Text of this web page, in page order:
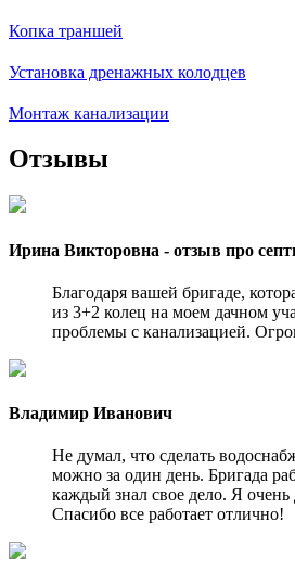
Копка траншей
Установка дренажных колодцев
Монтаж канализации
Отзывы
Ирина Викторовна - отзыв про
Благодаря вашей бригаде,
из 3+2 колец на моем дачном
проблемы с канализацией.
Владимир Иванович
Не думал, что сделать
можно за один день. Бригада
каждый знал свое дело. Я очень
Спасибо все работает отлично!